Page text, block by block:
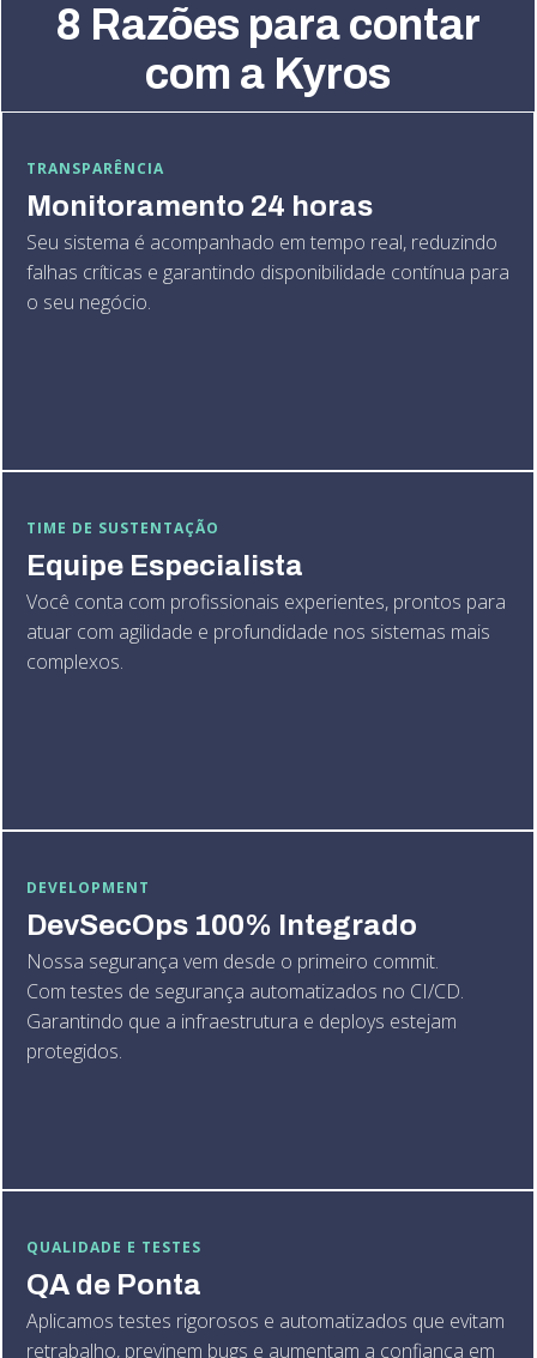
8 Razões para contar
com a Kyros
TRANSPARÊNCIA
Monitoramento 24 horas
Seu sistema é acompanhado em tempo real, reduzindo
falhas críticas e garantindo disponibilidade contínua para
o seu negócio.
TIME DE SUSTENTAÇÃO
Equipe Especialista
Você conta com profissionais experientes, prontos para
atuar com agilidade e profundidade nos sistemas mais
complexos.
DEVELOPMENT
DevSecOps 100% Integrado
Nossa segurança vem desde o primeiro commit.
Com testes de segurança automatizados no CI/CD.
Garantindo que a infraestrutura e deploys estejam
protegidos.
QUALIDADE E TESTES
QA de Ponta
Aplicamos testes rigorosos e automatizados que evitam
retrabalho, previnem bugs e aumentam a confiança em